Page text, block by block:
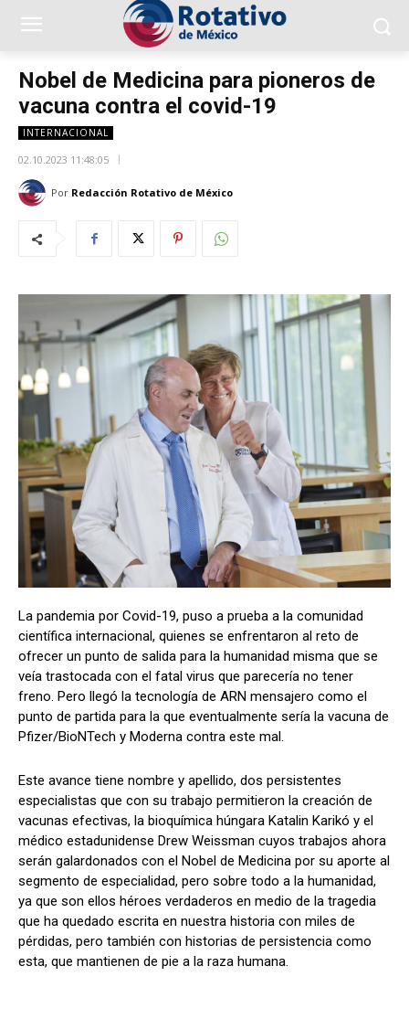
Nobel de Medicina para pioneros de
vacuna contra el covid-19
INTERNACIONAL
02.10.2023 11:48:05
Por Redacción Rotativo de México
La pandemia por Covid-19, puso a prueba a la comunidad
científica internacional, quienes se enfrentaron al reto de
ofrecer un punto de salida para la humanidad misma que se
veía trastocada con el fatal virus que parecería no tener
freno. Pero llegó la tecnología de ARN mensajero como el
punto de partida para la que eventualmente sería la vacuna de
Pfizer/BioNTech y Moderna contra este mal.
Este avance tiene nombre y apellido, dos persistentes
especialistas que con su trabajo permitieron la creación de
vacunas efectivas, la bioquímica húngara Katalin Karikó y el
médico estadunidense Drew Weissman cuyos trabajos ahora
serán galardonados con el Nobel de Medicina por su aporte al
segmento de especialidad, pero sobre todo a la humanidad,
ya que son ellos héroes verdaderos en medio de la tragedia
que ha quedado escrita en nuestra historia con miles de
pérdidas, pero también con historias de persistencia como
esta, que mantienen de pie a la raza humana.